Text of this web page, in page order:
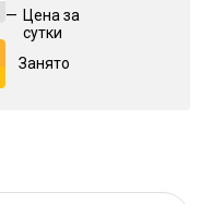
— Цена за
сутки
Занято